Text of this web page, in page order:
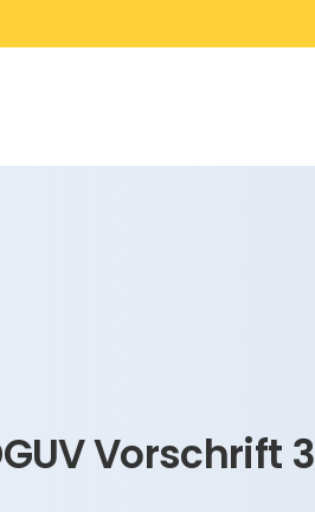
Vorschrift 3